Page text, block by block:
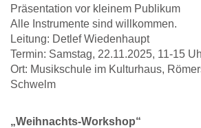
Präsentation vor kleinem Publikum
Alle Instrumente sind willkommen.
Leitung: Detlef Wiedenhaupt
Termin: Samstag, 22.11.2025, 11-15
Ort: Musikschule im Kulturhaus,
Schwelm
„Weihnachts-Workshop“